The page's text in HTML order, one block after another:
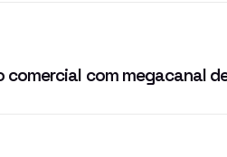
comercial com megacanal